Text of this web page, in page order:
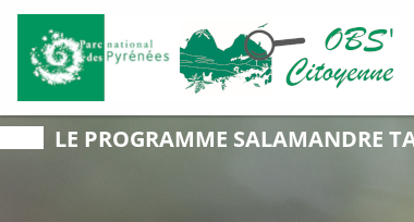
LE PROGRAMME SALAMANDRE